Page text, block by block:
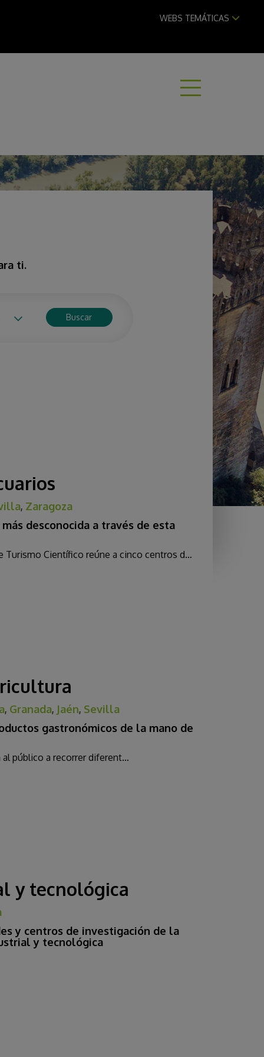
WEBS TEMÁTICAS
ti.
Buscar
, Zaragoza
desconocida a través de esta
Turismo Científico reúne a cinco centros d…
, Granada, Jaén, Sevilla
gastronómicos de la mano de
público a recorrer diferent…
y tecnológica
y centros de investigación de la
y tecnológica